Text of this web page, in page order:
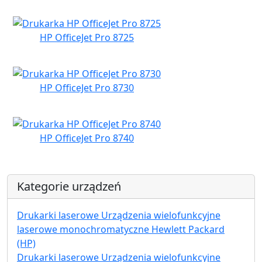
HP OfficeJet Pro 8725
HP OfficeJet Pro 8730
HP OfficeJet Pro 8740
Kategorie urządzeń
Drukarki laserowe Urządzenia wielofunkcyjne
laserowe monochromatyczne Hewlett Packard
(HP)
Drukarki laserowe Urządzenia wielofunkcyjne